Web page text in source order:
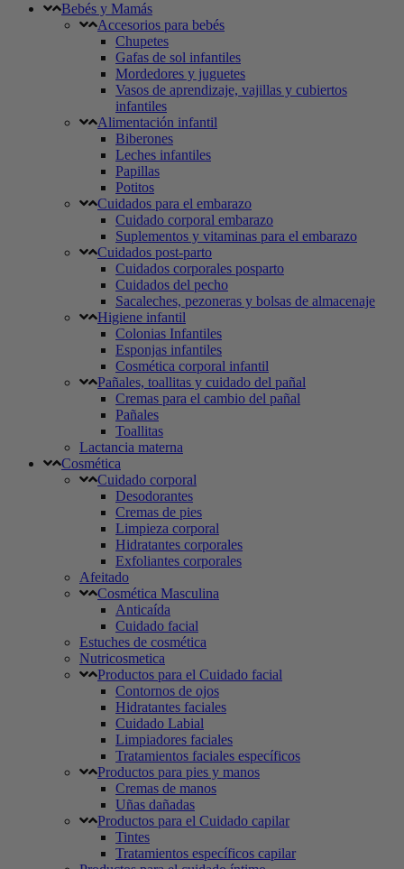
Bebés y Mamás
Accesorios para bebés
Chupetes
Gafas de sol infantiles
Mordedores y juguetes
Vasos de aprendizaje, vajillas y cubiertos
infantiles
Alimentación infantil
Biberones
Leches infantiles
Papillas
Potitos
Cuidados para el embarazo
Cuidado corporal embarazo
Suplementos y vitaminas para el embarazo
Cuidados post-parto
Cuidados corporales posparto
Cuidados del pecho
Sacaleches, pezoneras y bolsas de almacenaje
Higiene infantil
Colonias Infantiles
Esponjas infantiles
Cosmética corporal infantil
Pañales, toallitas y cuidado del pañal
Cremas para el cambio del pañal
Pañales
Toallitas
Lactancia materna
Cosmética
Cuidado corporal
Desodorantes
Cremas de pies
Limpieza corporal
Hidratantes corporales
Exfoliantes corporales
Afeitado
Cosmética Masculina
Anticaída
Cuidado facial
Estuches de cosmética
Nutricosmetica
Productos para el Cuidado facial
Contornos de ojos
Hidratantes faciales
Cuidado Labial
Limpiadores faciales
Tratamientos faciales específicos
Productos para pies y manos
Cremas de manos
Uñas dañadas
Productos para el Cuidado capilar
Tintes
Tratamientos específicos capilar